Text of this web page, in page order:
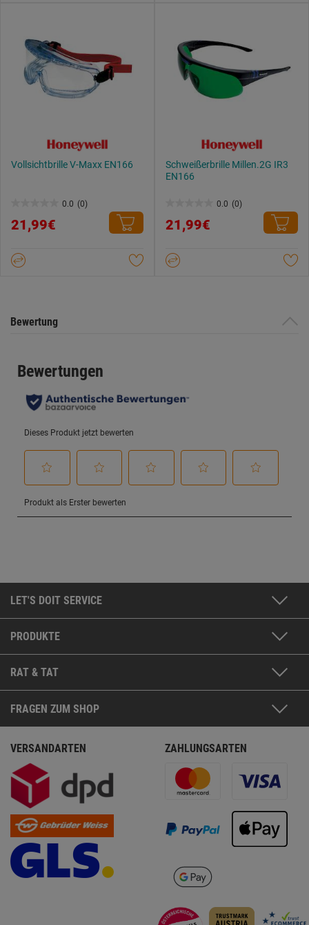
Vollsichtbrille V-Maxx EN166
0.0 (0)
von
Sternen.
21,99€
Schweißerbrille Millen.2G IR3
EN166
0.0 (0)
von
Sternen.
21,99€
Bewertung
LET'S DOIT SERVICE
PRODUKTE
RAT & TAT
FRAGEN ZUM SHOP
VERSANDARTEN ZAHLUNGSARTEN